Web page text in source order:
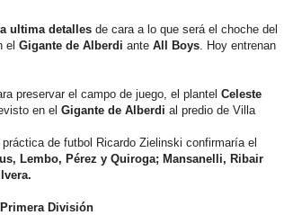
ultima detalles de cara a lo que será el choche del
elGigante de Alberdi anteAll Boys . Hoy entrenan
preservar el campo de juego, el plantelCeleste
en elGigante de Alberdi al predio de Villa
de futbol Ricardo Zielinski confirmaría el
Lembo, Pérez y Quiroga; Mansanelli, Ribair
Primera División